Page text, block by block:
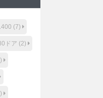
(7)
ドア (2)